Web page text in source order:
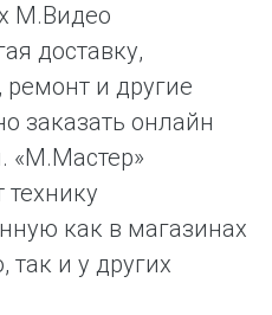
М.Видео
доставку,
ремонт и другие
заказать онлайн
«М.Мастер»
как в магазинах
и у других